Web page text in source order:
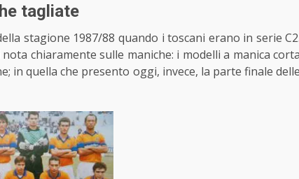
tagliate
stagione 1987/88 quando i toscani erano in serie
chiaramente sulle maniche: i modelli a manica
in quella che presento oggi, invece, la parte finale